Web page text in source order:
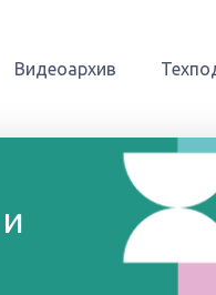
Видеоархив